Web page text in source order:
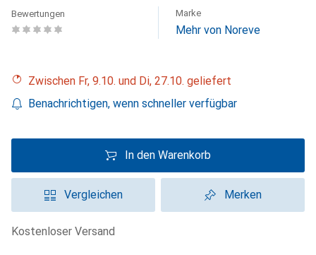
Bewertungen Marke
Mehr von Noreve
Zwischen Fr, 9.10. und Di, 27.10. geliefert
Benachrichtigen, wenn schneller verfügbar
In den Warenkorb
Vergleichen Merken
kostenloser Versand